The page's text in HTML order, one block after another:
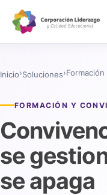
Inicio›Soluciones›
FORMACIÓN Y
se
se apaga